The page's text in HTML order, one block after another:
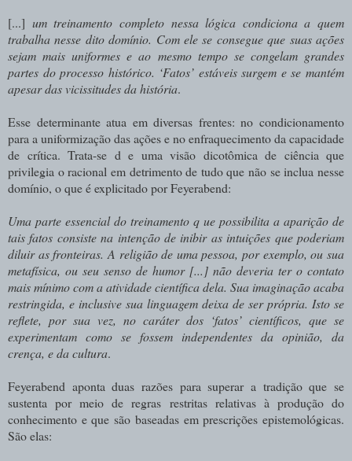
[...] um treinamento completo nessa lógica condiciona a quem
trabalha nesse dito domínio. Com ele se consegue que suas ações
sejam mais uniformes e ao mesmo tempo se congelam grandes
partes do processo histórico. ‘Fatos’ estáveis surgem e se mantém
apesar das vicissitudes da história.
Esse determinante atua em diversas frentes: no condicionamento
para a uniformização das ações e no enfraquecimento da capacidade
de crítica. Trata-se d e uma visão dicotômica de ciência que
privilegia o racional em detrimento de tudo que não se inclua nesse
domínio, o que é explicitado por Feyerabend:
Uma parte essencial do treinamento q ue possibilita a aparição de
tais fatos consiste na intenção de inibir as intuições que poderiam
diluir as fronteiras. A religião de uma pessoa, por exemplo, ou sua
metafísica, ou seu senso de humor [...] não deveria ter o contato
maismínimocomaatividadecientíficadela. Sua imaginaçãoacaba
restringida, e inclusive sua linguagem deixa de ser própria. Isto se
reflete, por sua vez, no caráter dos ‘fatos’ científicos, que se
experimentam como se fossem independentes da opinião, da
crença, e da cultura.
Feyerabend aponta duas razões para superar a tradição que se
sustenta por meio de regras restritas relativas à produção do
conhecimento e que são baseadas em prescrições epistemológicas.
São elas: